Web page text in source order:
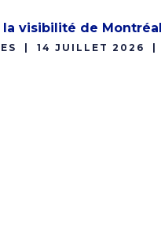
visibilité de
14 JUILLET 2026